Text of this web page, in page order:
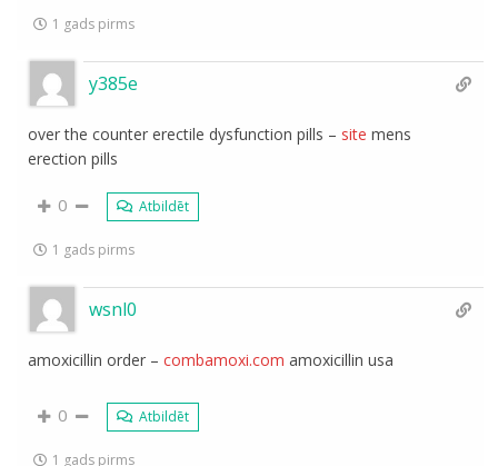
1 gads pirms
y385e
over the counter erectile dysfunction pills – site mens
erection pills
0 Atbildēt
1 gads pirms
wsnl0
amoxicillin order –combamoxi.com amoxicillin usa
0 Atbildēt
1 gads pirms